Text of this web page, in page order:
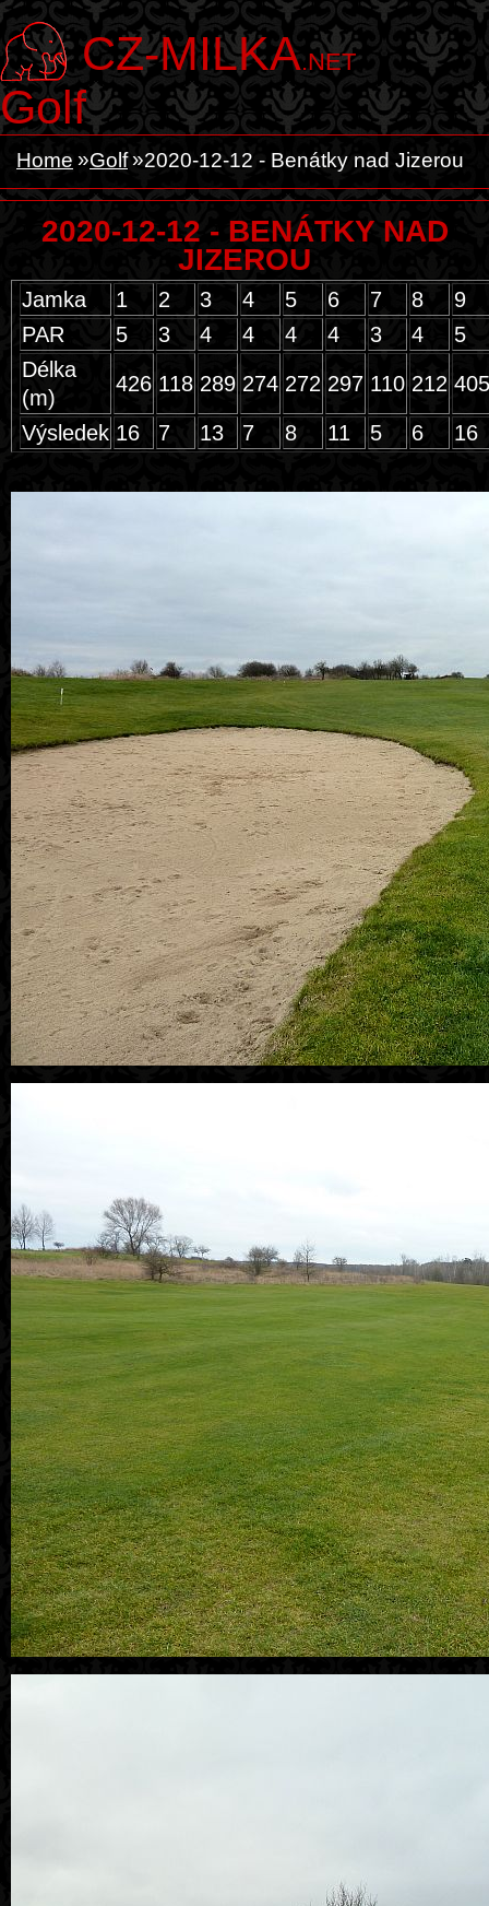
CZ-MILKA.NET
Golf
Home Golf 2020-12-12 - Benátky nad Jizerou
2020-12-12 - BENÁTKY NAD
JIZEROU
Jamka 1 2 3 4 5 6 7 8
9
PAR
5 3 4 4 4 4 3 4
5
Délka
(m)
426 118 289 274 272 297 110 212 405
Výsledek 16 7 13 7 8 11 5 6 16